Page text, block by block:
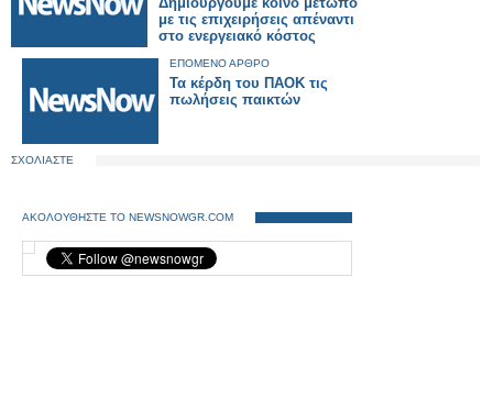
με τις επιχειρήσεις απέναντι
στο ενεργειακό κόστος
ΕΠΟΜΕΝΟ ΑΡΘΡΟ
Τα κέρδη του ΠΑΟΚ τις
πωλήσεις παικτών
ΣΧΟΛΙΑΣΤΕ
ΑΚΟΛΟΥΘΗΣΤΕ ΤΟ NEWSNOWGR.COM